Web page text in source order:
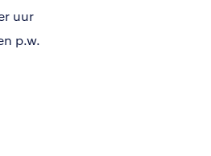
uur
p.w.